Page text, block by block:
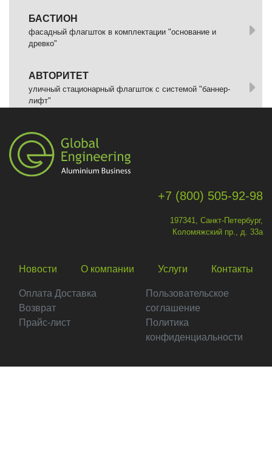
БАСТИОН
фасадный флагшток в комплектации "основание и
древко"
АВТОРИТЕТ
уличный стационарный флагшток с системой "баннер-
лифт"
Новости О компании Услуги Контакты
Оплата Доставка
Возврат
Пользовательское
соглашение
Прайс-лист
Политика
конфиденциальности
+7 (800) 505-92-98
197341, Санкт-Петербург,
Коломяжский пр., д. 33а